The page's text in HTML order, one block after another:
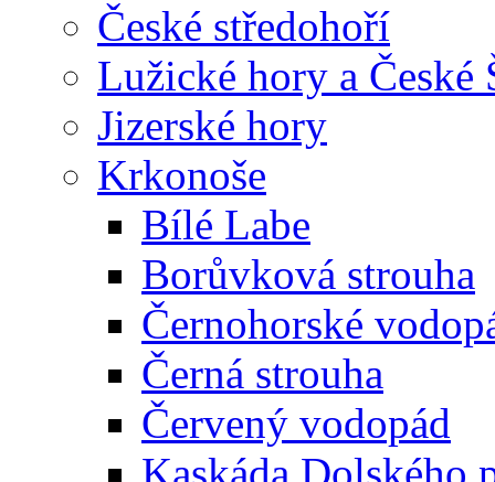
České středohoří
Lužické hory a České
Jizerské hory
Krkonoše
Bílé Labe
Borůvková strouha
Černohorské
Černá strouha
Červený vodopád
Kaskáda Dolského